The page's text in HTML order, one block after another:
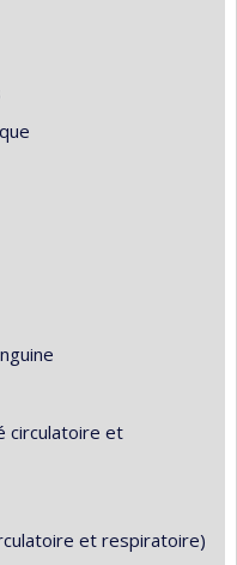
circulatoire et
et respiratoire)